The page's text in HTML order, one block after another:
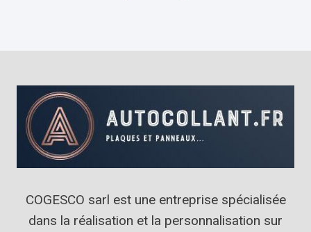
COGESCO sarl est une entreprise spécialisée
dans la réalisation et la personnalisation sur